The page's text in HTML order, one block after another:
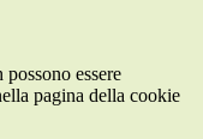
essere
pagina della cookie